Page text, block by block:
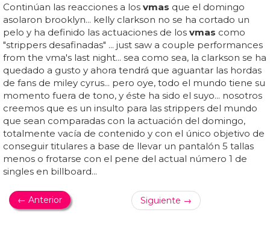
Continúan las reacciones a los vmas que el domingo
asolaron brooklyn... kelly clarkson no se ha cortado un
pelo y ha definido las actuaciones de los vmas como
"strippers desafinadas" ... just saw a couple performances
from the vma's last night... sea como sea, la clarkson se ha
quedado a gusto y ahora tendrá que aguantar las hordas
de fans de miley cyrus... pero oye, todo el mundo tiene su
momento fuera de tono, y éste ha sido el suyo... nosotros
creemos que es un insulto para las strippers del mundo
que sean comparadas con la actuación del domingo,
totalmente vacía de contenido y con el único objetivo de
conseguir titulares a base de llevar un pantalón 5 tallas
menos o frotarse con el pene del actual número 1 de
singles en billboard...
← Anterior Siguiente →